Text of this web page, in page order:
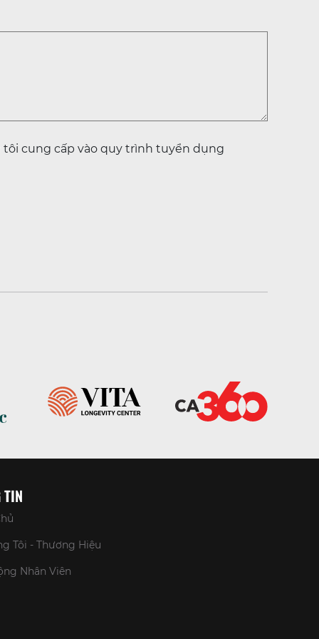
cung cấp vào quy trình tuyển dụng
TIN
Tôi - Thương Hiệu
Nhân Viên